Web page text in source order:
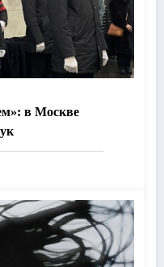
в Москве